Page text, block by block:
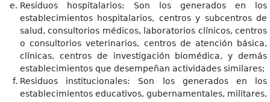
Residuos hospitalarios: Son los generados en los
establecimientos hospitalarios, centros y subcentros de
salud, consultorios médicos, laboratorios clínicos, centros
o consultorios veterinarios, centros de atención básica,
clínicas, centros de investigación biomédica, y demás
establecimientos que desempeñan actividades similares;
Residuos institucionales: Son los generados en los
establecimientos educativos, gubernamentales, militares,